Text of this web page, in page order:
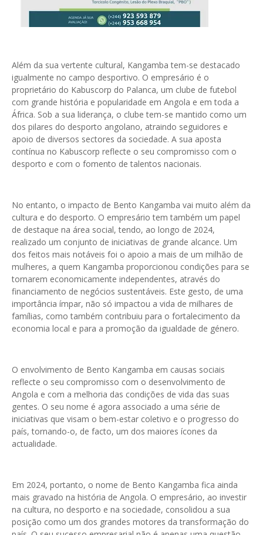
Além da sua vertente cultural, Kangamba tem-se destacado
igualmente no campo desportivo. O empresário é o
proprietário do Kabuscorp do Palanca, um clube de futebol
com grande história e popularidade em Angola e em toda a
África. Sob a sua liderança, o clube tem-se mantido como um
dos pilares do desporto angolano, atraindo seguidores e
apoio de diversos sectores da sociedade. A sua aposta
contínua no Kabuscorp reflecte o seu compromisso com o
desporto e com o fomento de talentos nacionais.
No entanto, o impacto de Bento Kangamba vai muito além da
cultura e do desporto. O empresário tem também um papel
de destaque na área social, tendo, ao longo de 2024,
realizado um conjunto de iniciativas de grande alcance. Um
dos feitos mais notáveis foi o apoio a mais de um milhão de
mulheres, a quem Kangamba proporcionou condições para se
tornarem economicamente independentes, através do
financiamento de negócios sustentáveis. Este gesto, de uma
importância ímpar, não só impactou a vida de milhares de
famílias, como também contribuiu para o fortalecimento da
economia local e para a promoção da igualdade de género.
O envolvimento de Bento Kangamba em causas sociais
reflecte o seu compromisso com o desenvolvimento de
Angola e com a melhoria das condições de vida das suas
gentes. O seu nome é agora associado a uma série de
iniciativas que visam o bem-estar coletivo e o progresso do
país, tornando-o, de facto, um dos maiores ícones da
actualidade.
Em 2024, portanto, o nome de Bento Kangamba fica ainda
mais gravado na história de Angola. O empresário, ao investir
na cultura, no desporto e na sociedade, consolidou a sua
posição como um dos grandes motores da transformação do